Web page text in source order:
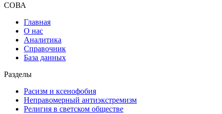
СОВА
Главная
О нас
Аналитика
Справочник
База данных
Разделы
Расизм и ксенофобия
Неправомерный антиэкстремизм
Религия в светском обществе